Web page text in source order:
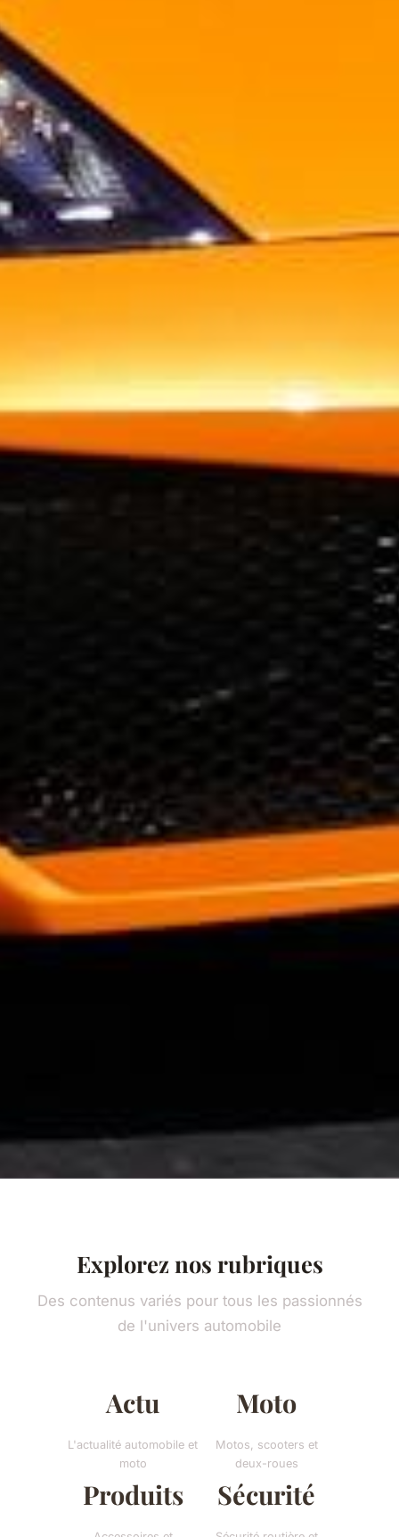
Explorez nos rubriques
Des contenus variés pour tous les passionnés
de l'univers automobile
Actu
L'actualité automobile et
moto
Moto
Motos, scooters et
deux-roues
Produits Sécurité